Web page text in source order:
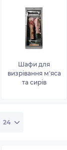
Шафи для
визрівання м'яса
та сирів